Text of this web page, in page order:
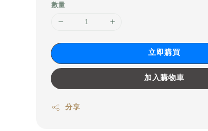
數量
立即購買
加入購物車
分享